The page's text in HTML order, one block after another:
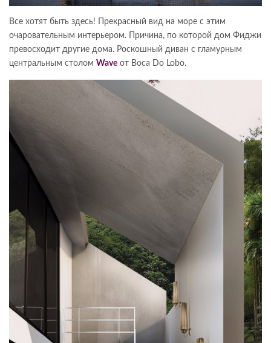
Все хотят быть здесь! Прекрасный вид на море с этим
очаровательным интерьером. Причина, по которой дом Фиджи
превосходит другие дома. Роскошный диван с гламурным
центральным столом Wave от Boca Do Lobo.